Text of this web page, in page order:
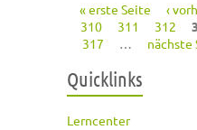
Seiten
« erste Seite ‹
310
311 312
317
… nächste
Quicklinks
Lerncenter